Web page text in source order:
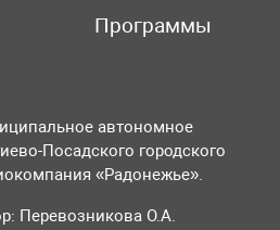
Программы
автономное
Посадского городского
«Радонежье».
Перевозникова О.А.